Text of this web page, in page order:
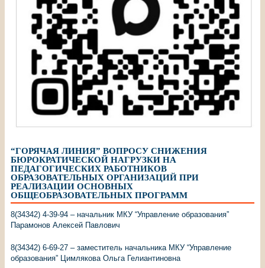
“ГОРЯЧАЯ ЛИНИЯ” ВОПРОСУ СНИЖЕНИЯ
БЮРОКРАТИЧЕСКОЙ НАГРУЗКИ НА
ПЕДАГОГИЧЕСКИХ РАБОТНИКОВ
ОБРАЗОВАТЕЛЬНЫХ ОРГАНИЗАЦИЙ ПРИ
РЕАЛИЗАЦИИ ОСНОВНЫХ
ОБЩЕОБРАЗОВАТЕЛЬНЫХ ПРОГРАММ
8(34342) 4-39-94 – начальник МКУ “Управление образования”
Парамонов Алексей Павлович
8(34342) 6-69-27 – заместитель начальника МКУ “Управление
образования” Цимлякова Ольга Гелиантиновна